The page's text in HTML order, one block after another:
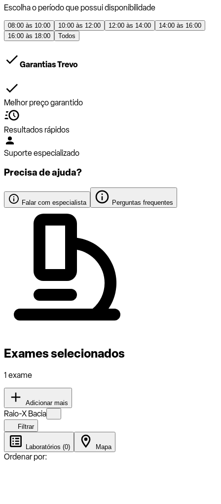
Escolha o período que possui disponibilidade
08:00 às 10:00 10:00 às 12:00 12:00 às 14:00
14:00 às 16:00
16:00 às 18:00
Todos
Garantias Trevo
Melhor preço garantido
Resultados rápidos
Suporte especializado
Precisa de ajuda?
Falar com especialista Perguntas frequentes
Exames selecionados
1 exame
Adicionar mais
Raio-X Bacia
Filtrar
Laboratórios (0) Mapa
Ordenar por: